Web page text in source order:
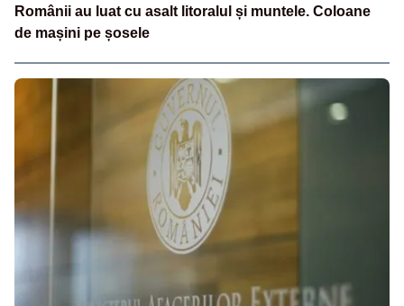
Românii au luat cu asalt litoralul și muntele. Coloane
de mașini pe șosele